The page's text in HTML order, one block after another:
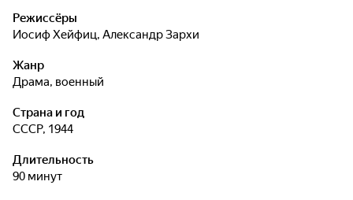
Режиссёры
Иосиф Хейфиц, Александр Зархи
Жанр
драма, военный
Страна и год
СССР, 1944
Длительность
90 минут